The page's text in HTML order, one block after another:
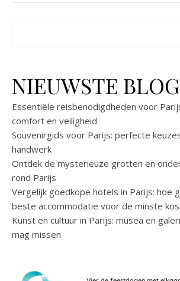
NIEUWSTE
Essentiële reisbenodigdheden voor
comfort en veiligheid
Souvenirgids voor Parijs: perfecte
handwerk
Ontdek de mysterieuze grotten en
rond Parijs
Vergelijk goedkope hotels in Parijs: hoe
beste accommodatie voor de minste
Kunst en cultuur in Parijs: musea en
mag missen